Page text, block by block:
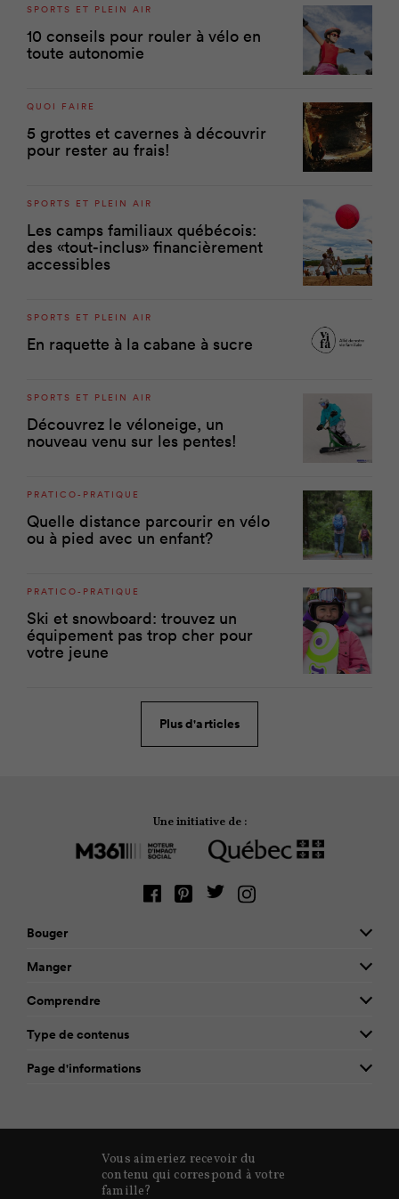
SPORTS ET PLEIN AIR
10 conseils pour rouler à vélo en
toute autonomie
QUOI FAIRE
5 grottes et cavernes à découvrir
pour rester au frais!
SPORTS ET PLEIN AIR
Les camps familiaux québécois:
des «tout-inclus» financièrement
accessibles
SPORTS ET PLEIN AIR
En raquette à la cabane à sucre
SPORTS ET PLEIN AIR
Découvrez le véloneige, un
nouveau venu sur les pentes!
PRATICO-PRATIQUE
Quelle distance parcourir en vélo
ou à pied avec un enfant?
PRATICO-PRATIQUE
Ski et snowboard: trouvez un
équipement pas trop cher pour
votre jeune
Plus d'articles
Une initiative de :
Bouger
Manger
Comprendre
Type de contenus
Page d'informations
Vous aimeriez recevoir du
contenu qui correspond à votre
famille?